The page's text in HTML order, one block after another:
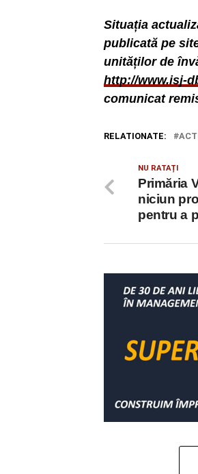
Situația
publicată pe
unităților de
http://www.isj-
comunicat
RELATIONATE:
NU RATAȚI
Primăria
niciun
pentru a